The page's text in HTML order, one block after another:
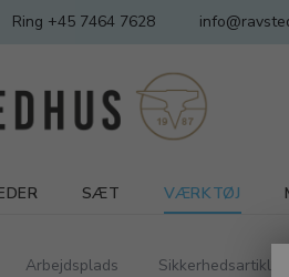
Ring +45 7464 7628
SÆT VÆRKTØJ
Arbejdsplads Sikkerhedsartikler